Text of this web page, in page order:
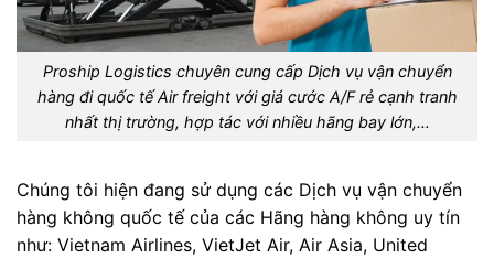
Proship Logistics chuyên cung cấp Dịch vụ vận chuyển
hàng đi quốc tế Air freight với giá cước A/F rẻ cạnh tranh
nhất thị trường, hợp tác với nhiều hãng bay lớn,…
Chúng tôi hiện đang sử dụng các Dịch vụ vận chuyển
hàng không quốc tế của các Hãng hàng không uy tín
như: Vietnam Airlines, VietJet Air, Air Asia, United